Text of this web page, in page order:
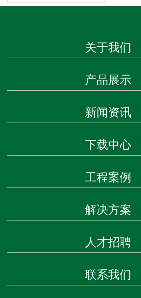
关于我们
产品展示
新闻资讯
下载中心
工程案例
解决方案
人才招聘
联系我们